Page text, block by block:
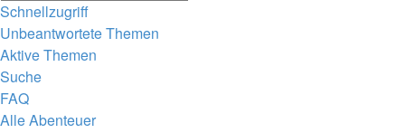
Schnellzugriff
Unbeantwortete Themen
Aktive Themen
Suche
FAQ
Alle Abenteuer